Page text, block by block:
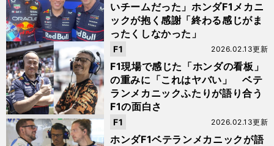
いチームだった」ホンダF1メカニ
ックが抱く感謝「終わる感じがま
ったくしなかった」
F1現場で感じた「ホンダの看板」
の重みに「これはヤバい」 ベテ
ランメカニックふたりが語り合う
F1の面白さ
2026.02.13更新
F1
ホンダF1ベテランメカニックが語
2026.02.13更新
F1